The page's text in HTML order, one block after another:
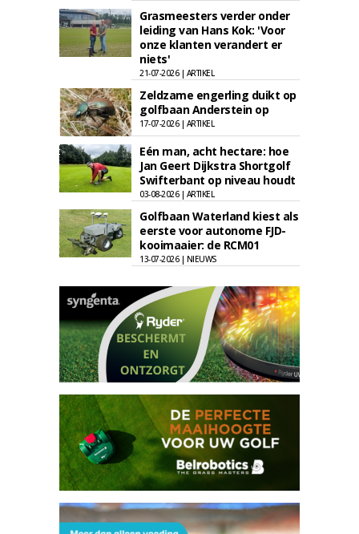
Grasmeesters verder onder
leiding van Hans Kok: 'Voor
onze klanten verandert er
niets'
21-07-2026 | ARTIKEL
Zeldzame engerling duikt op
golfbaan Anderstein op
17-07-2026 | ARTIKEL
Eén man, acht hectare: hoe
Jan Geert Dijkstra Shortgolf
Swifterbant op niveau houdt
03-08-2026 | ARTIKEL
Golfbaan Waterland kiest als
eerste voor autonome FJD-
kooimaaier: de RCM01
13-07-2026 | NIEUWS